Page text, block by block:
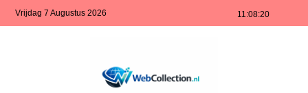
11:08:21
Vrijdag 7 Augustus 2026